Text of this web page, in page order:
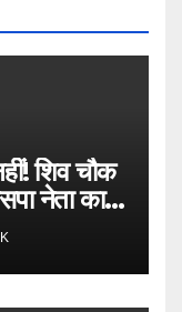
शिव चौक
नेता का